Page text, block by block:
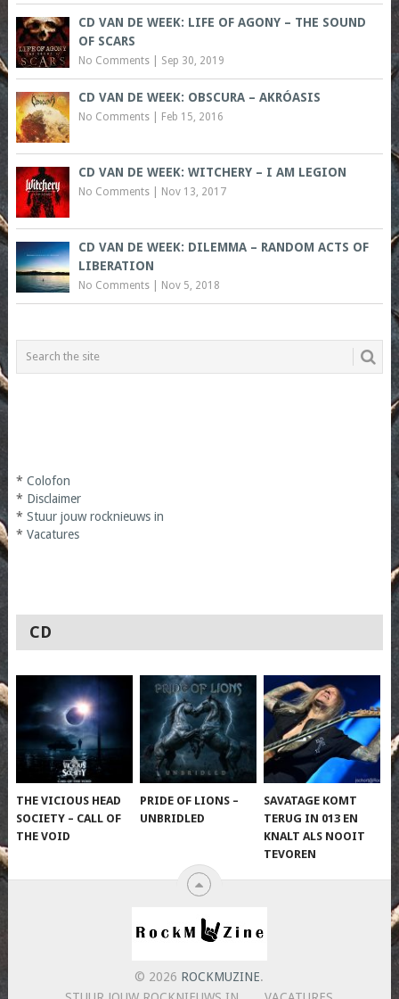
CD VAN DE WEEK: LIFE OF AGONY – THE SOUND
OF SCARS
No Comments| Sep 30, 2019
CD VAN DE WEEK: OBSCURA – AKRÓASIS
No Comments| Feb 15, 2016
CD VAN DE WEEK: WITCHERY – I AM LEGION
No Comments| Nov 13, 2017
CD VAN DE WEEK: DILEMMA – RANDOM ACTS OF
LIBERATION
No Comments| Nov 5, 2018
* Colofon
* Disclaimer
* Stuur jouw rocknieuws in
* Vacatures
CD
THE VICIOUS HEAD
SOCIETY – CALL OF
THE VOID
PRIDE OF LIONS –
UNBRIDLED
SAVATAGE KOMT
TERUG IN 013 EN
KNALT ALS NOOIT
TEVOREN
© 2026 ROCKMUZINE.